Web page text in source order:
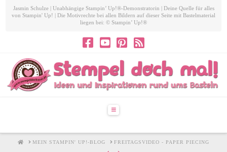
Jasmin Schulze | Unabhängige Stampin’ Up!®-Demonstratorin | Deine Quelle für alles
von Stampin' Up! | Die Motivrechte bei allen Bildern auf dieser Seite mit Bastelmaterial
liegen bei: © Stampin’ Up!®
Navigation
HOMEMEIN STAMPIN' UP!-BLOG FREITAGSVIDEO - PAPER PIECING